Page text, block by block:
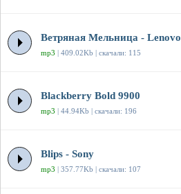
Ветряная Мельница - Lenovo
mp3 | 409.02Kb | скачали: 115
Blackberry Bold 9900
mp3 | 44.94Kb | скачали: 196
Blips - Sony
mp3 | 357.77Kb | скачали: 107